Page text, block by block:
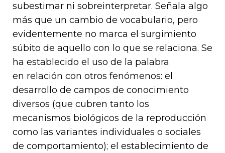
subestimar ni sobreinterpretar. Señala algo
más que un cambio de vocabulario, pero
evidentemente no marca el surgimiento
súbito de aquello con lo que se relaciona. Se
ha establecido el uso de la palabra
en relación con otros fenómenos: el
desarrollo de campos de conocimiento
diversos (que cubren tanto los
mecanismos biológicos de la reproducción
como las variantes individuales o sociales
de comportamiento); el establecimiento de